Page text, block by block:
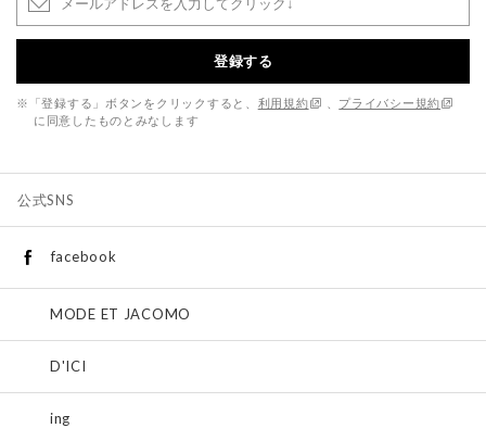
登録する
※「登録する」ボタンをクリックすると、 利用規約
プライバシー規約
に同意したものとみなします
公式SNS
facebook
MODE ET JACOMO
D'ICI
ing